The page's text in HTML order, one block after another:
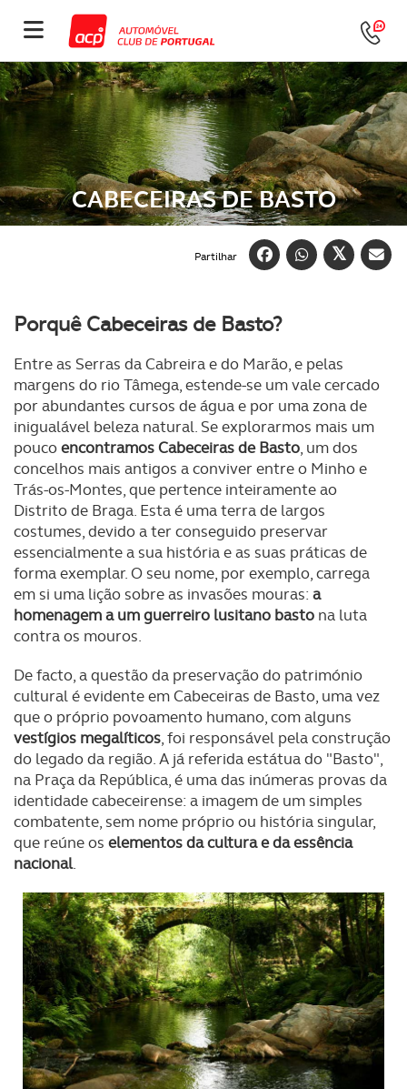
CABECEIRAS DE BASTO
Partilhar
Porquê Cabeceiras de Basto?
Entre as Serras da Cabreira e do Marão, e pelas
margens do rio Tâmega, estende-se um vale cercado
por abundantes cursos de água e por uma zona de
inigualável beleza natural. Se explorarmos mais um
poucoencontramos Cabeceiras de Basto, um dos
concelhos mais antigos a conviver entre o Minho e
Trás-os-Montes, que pertence inteiramente ao
Distrito de Braga. Esta é uma terra de largos
costumes, devido a ter conseguido preservar
essencialmente a sua história e as suas práticas de
forma exemplar. O seu nome, por exemplo, carrega
em si uma lição sobre as invasões mouras: a
homenagem a um guerreiro lusitano basto na luta
contra os mouros.
De facto, a questão da preservação do património
cultural é evidente em Cabeceiras de Basto, uma vez
que o próprio povoamento humano, com alguns
vestígios megalíticos, foi responsável pela construção
do legado da região. A já referida estátua do "Basto",
na Praça da República, é uma das inúmeras provas da
identidade cabeceirense: a imagem de um simples
combatente, sem nome próprio ou história singular,
que reúne os elementos da cultura e da essência
nacional.